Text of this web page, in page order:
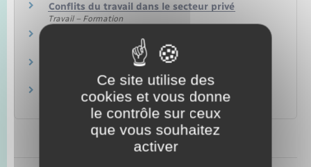
Conflits du travail dans le secteur privé
Travail – Formation
Agir en justice contre l'administration
Papiers – Citoyenneté – Élections
Litiges avec la Sécurité sociale
Social – Santé
Ce site utilise des
cookies et vous donne
le contrôle sur ceux
que vous souhaitez
activer